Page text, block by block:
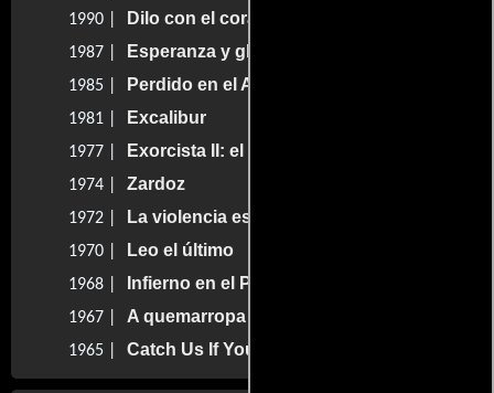
1990 | Dilo con el corazón
1987 | Esperanza y gloria
1985 | Perdido en el Amazonas
1981 | Excalibur
1977 | Exorcista II: el hereje
1974 | Zardoz
1972 | La violencia está en nosotros
1970 | Leo el último
1968 | Infierno en el Pacífico
1967 | A quemarropa
1965 | Catch Us If You Can